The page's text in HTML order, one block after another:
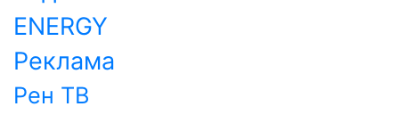
ENERGY
Реклама
Рен ТВ